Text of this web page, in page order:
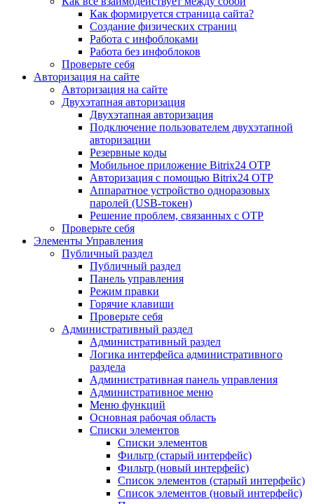
Как формируется страница сайта?
Создание физических страниц
Работа с инфоблоками
Работа без инфоблоков
Проверьте себя
Авторизация на сайте
Авторизация на сайте
Двухэтапная авторизация
Двухэтапная авторизация
Подключение пользователем двухэтапной
авторизации
Резервные коды
Мобильное приложение Bitrix24 OTP
Авторизация с помощью Bitrix24 OTP
Аппаратное устройство одноразовых
паролей (USB-токен)
Решение проблем, связанных с OTP
Проверьте себя
Элементы Управления
Публичный раздел
Публичный раздел
Панель управления
Режим правки
Горячие клавиши
Проверьте себя
Административный раздел
Административный раздел
Логика интерфейса административного
раздела
Административная панель управления
Административное меню
Меню функций
Основная рабочая область
Списки элементов
Списки элементов
Фильтр (старый интерфейс)
Фильтр (новый интерфейс)
Список элементов (старый интерфейс)
Список элементов (новый интерфейс)